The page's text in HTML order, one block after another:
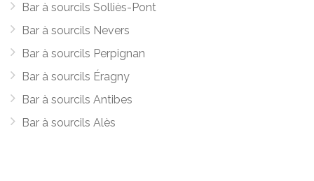
Bar à sourcils Solliès-Pont
Bar à sourcils Nevers
Bar à sourcils Perpignan
Bar à sourcils Éragny
Bar à sourcils Antibes
Bar à sourcils Alès